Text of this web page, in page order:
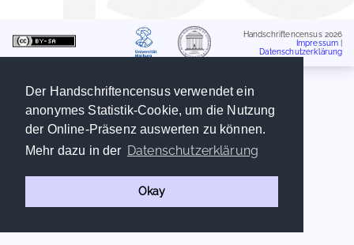
Der Handschriftencensus verwendet ein
anonymes Statistik-Cookie, um die Nutzung
der Online-Präsenz auswerten zu können.
Mehr dazu in der Datenschutzerklärung
Okay
Handschriftencensus 2026
Impressum
Datenschutzerklärung